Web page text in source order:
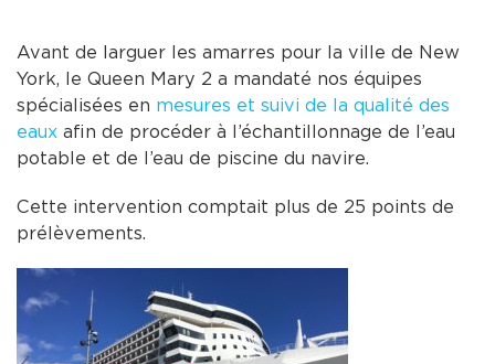
Avant de larguer les amarres pour la ville de New
York, le Queen Mary 2 a mandaté nos équipes
spécialisées en mesures et suivi de la qualité des
eaux afin de procéder à l’échantillonnage de l’eau
potable et de l’eau de piscine du navire.
Cette intervention comptait plus de 25 points de
prélèvements.